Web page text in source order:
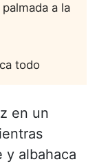
a la
todo
en un
y albahaca